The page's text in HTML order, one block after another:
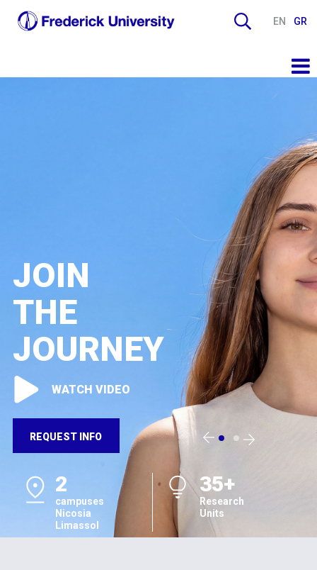
EN GR
JOIN
THE
JOURNEY
WATCH VIDEO
REQUEST INFO
2
campuses
Nicosia
Limassol
35+
Research
Units